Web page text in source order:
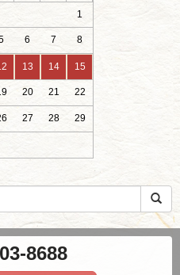
1
6 7 8
13 14 15
20 21 22
27 28 29
8688